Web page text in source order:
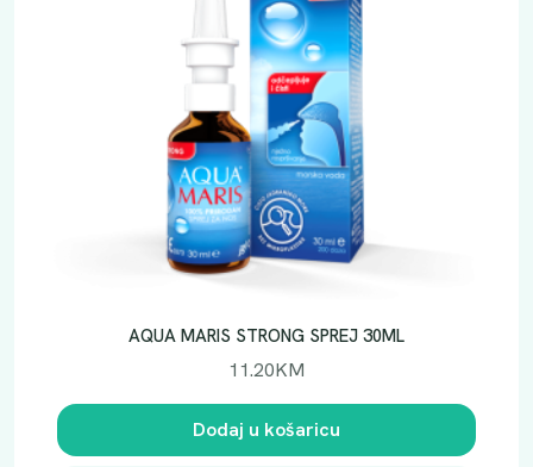
AQUA MARIS STRONG SPREJ 30ML
11.20KM
Dodaj u košaricu